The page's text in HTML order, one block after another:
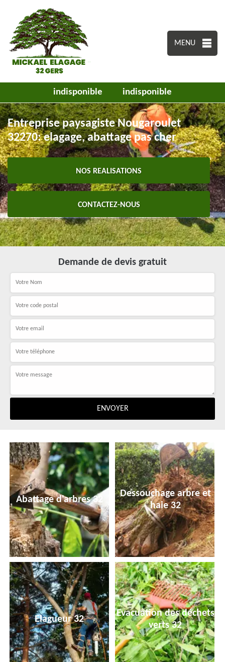
MENU
indisponible indisponible
Entreprise paysagiste Nougaroulet
32270: elagage, abattage pas cher
NOS REALISATIONS
CONTACTEZ-NOUS
Demande de devis gratuit
Abattage d'arbres 32
Dessouchage arbre et
haie 32
Elagueur 32
Evacuation des déchets
verts 32